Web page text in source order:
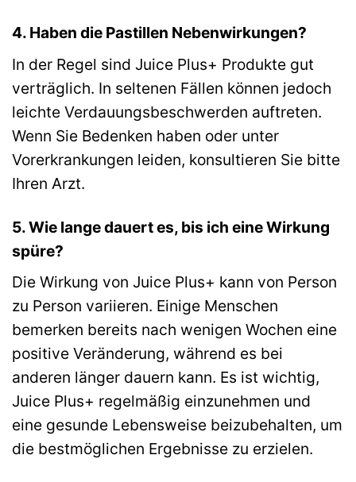
4. Haben die Pastillen Nebenwirkungen?
In der Regel sind Juice Plus+ Produkte gut
verträglich. In seltenen Fällen können jedoch
leichte Verdauungsbeschwerden auftreten.
Wenn Sie Bedenken haben oder unter
Vorerkrankungen leiden, konsultieren Sie bitte
Ihren Arzt.
5. Wie lange dauert es, bis ich eine Wirkung
spüre?
Die Wirkung von Juice Plus+ kann von Person
zu Person variieren. Einige Menschen
bemerken bereits nach wenigen Wochen eine
positive Veränderung, während es bei
anderen länger dauern kann. Es ist wichtig,
Juice Plus+ regelmäßig einzunehmen und
eine gesunde Lebensweise beizubehalten, um
die bestmöglichen Ergebnisse zu erzielen.